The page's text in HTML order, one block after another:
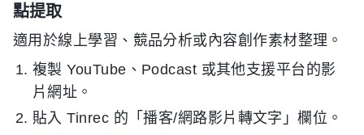
點提取
適用於線上學習、競品分析或內容創作素材整理。
複製 YouTube、Podcast 或其他支援平台的影
片網址。
貼入 Tinrec 的「播客/網路影片轉文字」欄位。